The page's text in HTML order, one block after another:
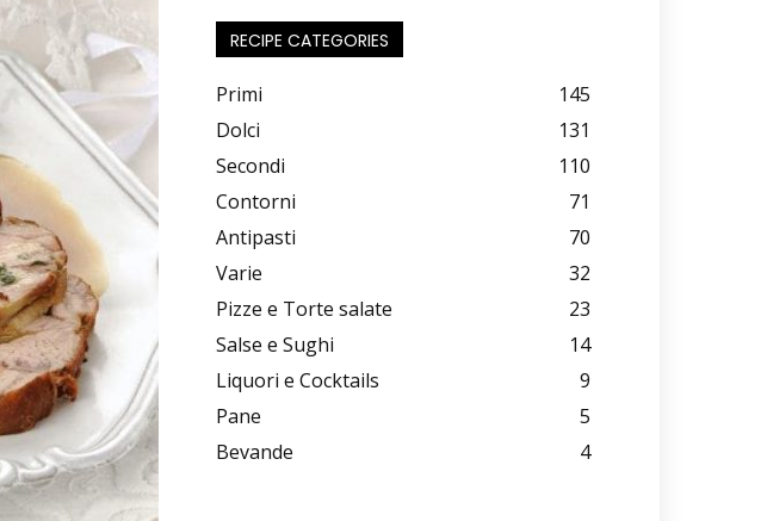
RECIPE CATEGORIES
Primi
145
Dolci
131
Secondi
110
Contorni
71
Antipasti
70
Varie
32
Pizze e Torte salate
23
Salse e Sughi
14
Liquori e Cocktails
9
Pane
5
Bevande
4